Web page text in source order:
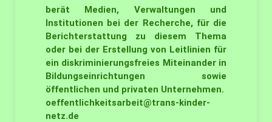
berät Medien, Verwaltungen und
Institutionen bei der Recherche, für die
Berichterstattung zu diesem Thema
oder bei der Erstellung von Leitlinien für
ein diskriminierungsfreies Miteinander in
Bildungseinrichtungen sowie
öffentlichen und privaten Unternehmen.
oeffentlichkeitsarbeit@trans-kinder-
netz.de